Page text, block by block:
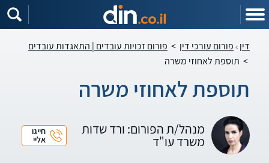
דין פורום עורכי דין > פורום זכויות עובדים | התאגדות עובדים
> תוספת לאחוזי משרה
תוספת לאחוזי משרה
מנהל/ת הפורום: ורד שדות
משרד עו"ד
חייגו
אליי